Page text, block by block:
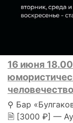
16 июня 18.00
⚲ Бар
🗎 [3000 ₽] —